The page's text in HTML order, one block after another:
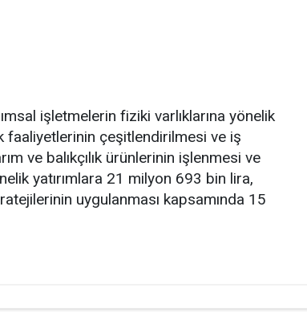
işletmelerin fiziki varlıklarına yönelik
faaliyetlerinin çeşitlendirilmesi ve iş
ve balıkçılık ürünlerinin işlenmesi ve
yatırımlara 21 milyon 693 bin lira,
uygulanması kapsamında 15